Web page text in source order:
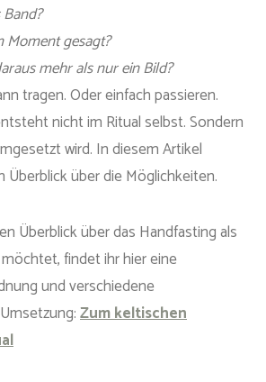
Moment gesagt?
mehr als nur ein Bild?
tragen. Oder einfach passieren.
nicht im Ritual selbst. Sondern
wird. In diesem Artikel
über die Möglichkeiten.
Überblick über das Handfasting als
findet ihr hier eine
und verschiedene
Zum keltischen